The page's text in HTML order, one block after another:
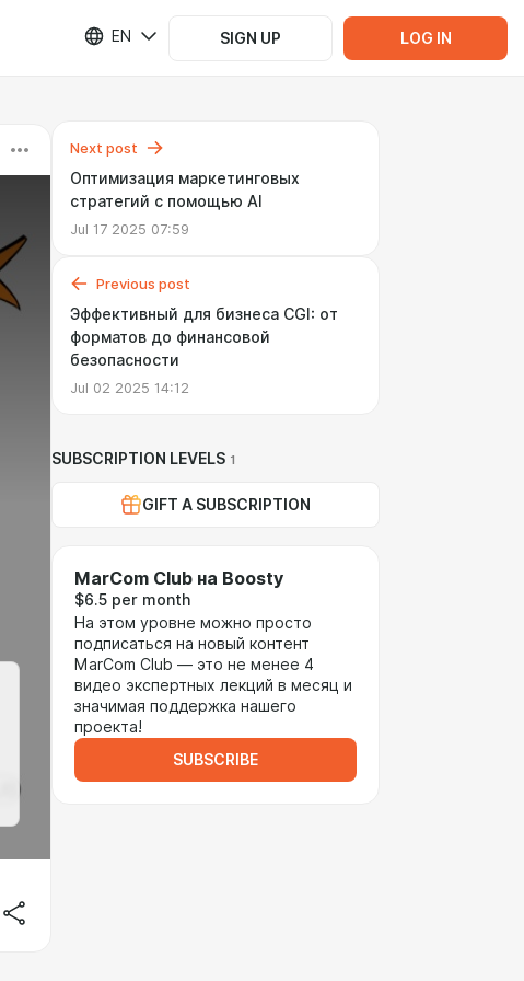
EN SIGN UP LOG IN
Next post
Оптимизация маркетинговых
стратегий с помощью AI
Jul 17 2025 07:59
Previous post
Эффективный для бизнеса CGI: от
форматов до финансовой
безопасности
Jul 02 2025 14:12
SUBSCRIPTION LEVELS 1
GIFT A SUBSCRIPTION
MarCom Club на Boosty
$6.5 per month
На этом уровне можно просто
подписаться на новый контент
MarCom Club — это не менее 4
видео экспертных лекций в месяц и
значимая поддержка нашего
проекта!
SUBSCRIBE